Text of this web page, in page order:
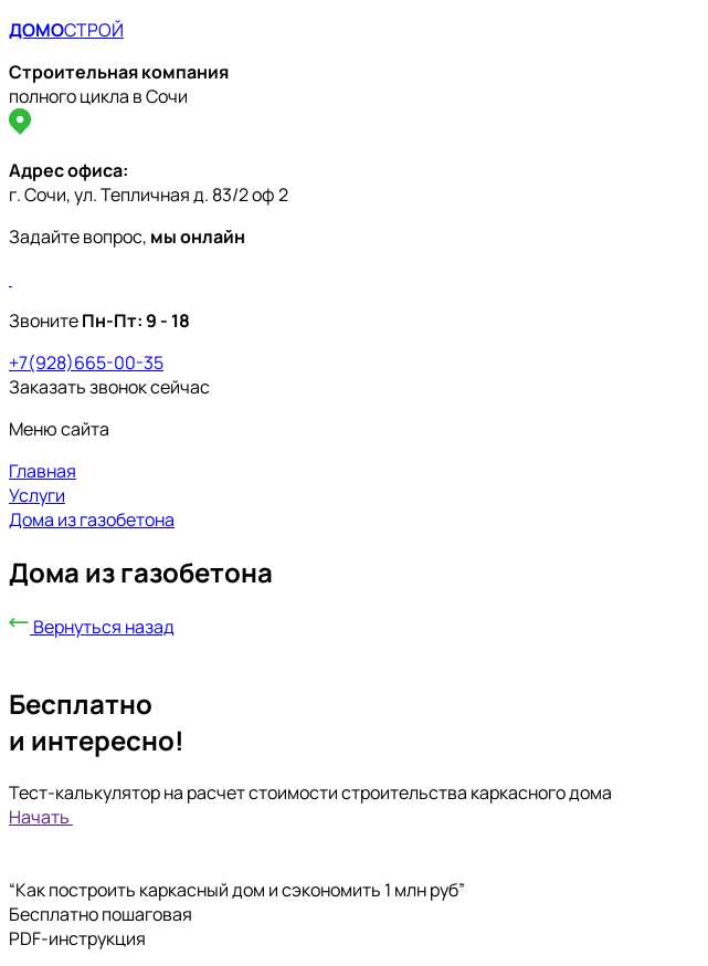
ДОМОСТРОЙ
Строительная компания
полного цикла в Сочи
Адрес офиса:
г. Сочи, ул. Тепличная д. 83/2 оф 2
Задайте вопрос, мы онлайн
ЗвонитеПн-Пт:9 - 18
+7(928)665-00-35
Заказать звонок сейчас
Меню сайта
Главная
Услуги
Дома из газобетона
Дома из газобетона
Вернуться назад
Бесплатно
и интересно!
Тест-калькулятор на расчет стоимости строительства каркасного дома
Начать
“Как построить каркасный дом и сэкономить 1 млн руб”
Бесплатно пошаговая
PDF-инструкция